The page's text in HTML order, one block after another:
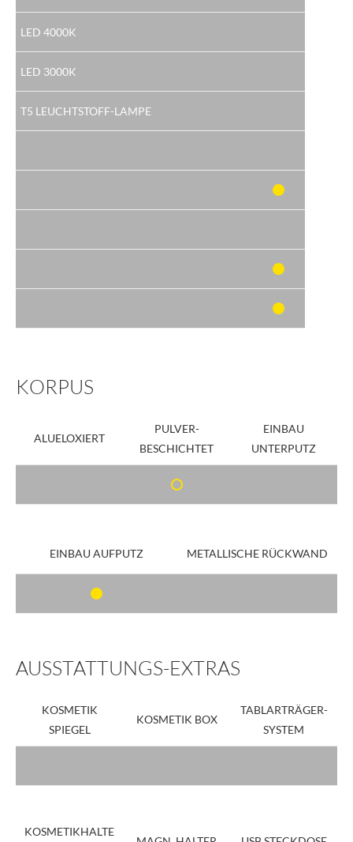
KORPUS
ALUELOXIERT
PULVER-
BESCHICHTET
EINBAU
UNTERPUTZ
EINBAU AUFPUTZ METALLISCHE RÜCKWAND
AUSSTATTUNGS-EXTRAS
KOSMETIK
SPIEGEL
KOSMETIK BOX
TABLARTRÄGER-
SYSTEM
KOSMETIKHALTE